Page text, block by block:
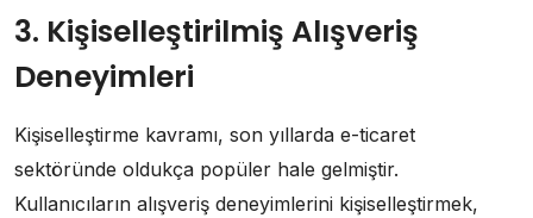
3. Kişiselleştirilmiş Alışveriş
Deneyimleri
Kişiselleştirme kavramı, son yıllarda e-ticaret
sektöründe oldukça popüler hale gelmiştir.
Kullanıcıların alışveriş deneyimlerini kişiselleştirmek,